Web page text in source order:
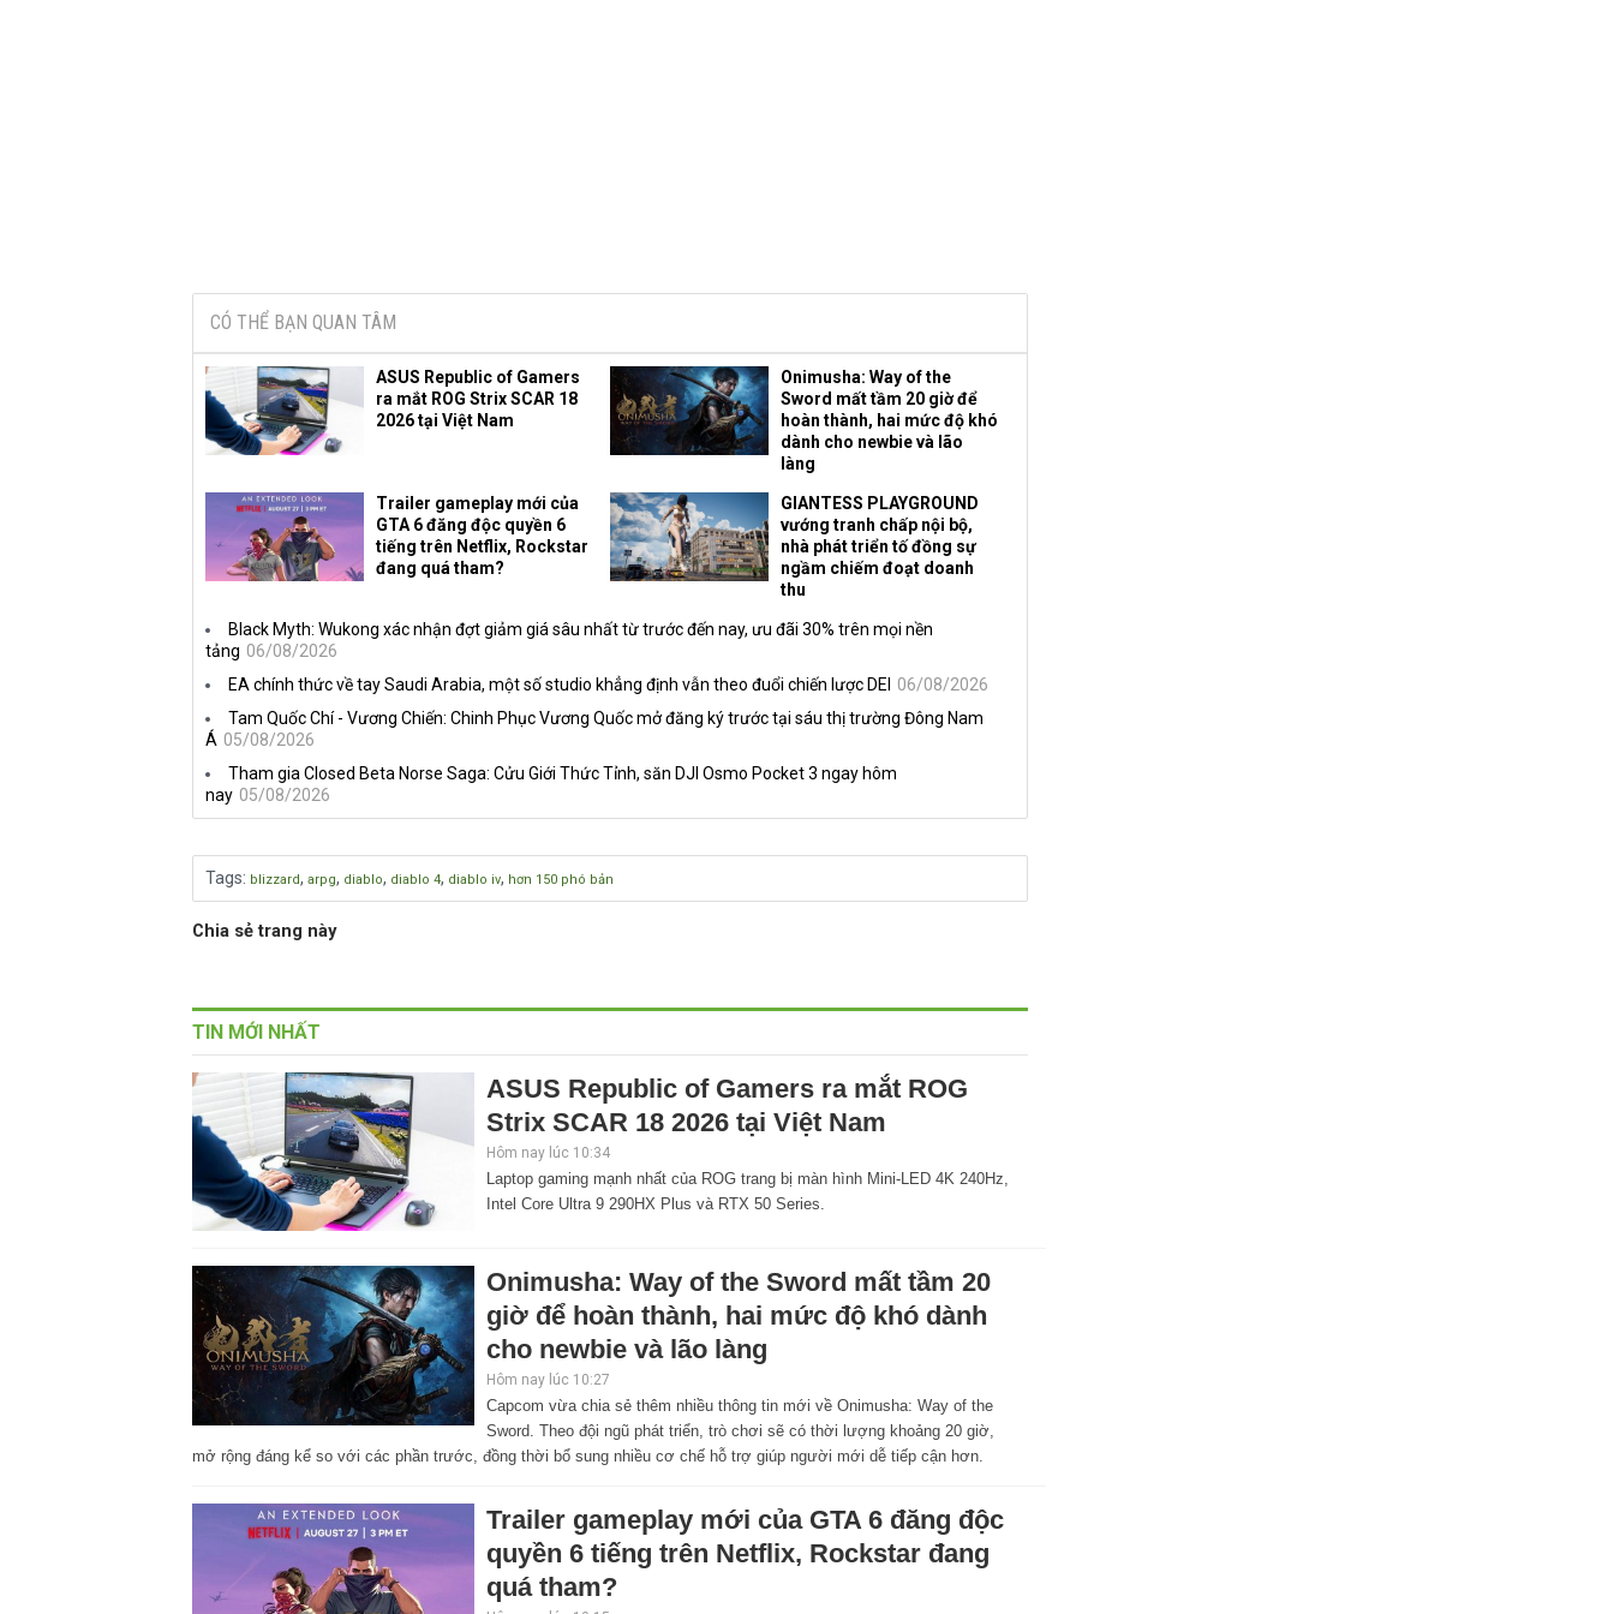
CÓ THỂ BẠN QUAN TÂM
ASUS Republic of Gamers
ra mắt ROG Strix SCAR 18
2026 tại Việt Nam
Onimusha: Way of the
Sword mất tầm 20 giờ để
hoàn thành, hai mức độ khó
dành cho newbie và lão
làng
Trailer gameplay mới của
GTA 6 đăng độc quyền 6
tiếng trên Netflix, Rockstar
đang quá tham?
GIANTESS PLAYGROUND
vướng tranh chấp nội bộ,
nhà phát triển tố đồng sự
ngầm chiếm đoạt doanh
thu
Black Myth: Wukong xác nhận đợt giảm giá sâu nhất từ trước đến nay, ưu đãi 30% trên mọi nền
tảng 06/08/2026
EA chính thức về tay Saudi Arabia, một số studio khẳng định vẫn theo đuổi chiến lược DEI
06/08/2026
Tam Quốc Chí - Vương Chiến: Chinh Phục Vương Quốc mở đăng ký trước tại sáu thị trường Đông Nam
Á 05/08/2026
Tham gia Closed Beta Norse Saga: Cửu Giới Thức Tỉnh, săn DJI Osmo Pocket 3 ngay hôm
nay 05/08/2026
Tags: blizzard, arpg, diablo, diablo 4, diablo iv, hơn 150 phó bản
Chia sẻ trang này
TIN MỚI NHẤT
ASUS Republic of Gamers ra mắt ROG
Strix SCAR 18 2026 tại Việt Nam
Hôm nay lúc 10:34
Laptop gaming mạnh nhất của ROG trang bị màn hình Mini-LED 4K 240Hz,
Intel Core Ultra 9 290HX Plus và RTX 50 Series.
Onimusha: Way of the Sword mất tầm 20
giờ để hoàn thành, hai mức độ khó dành
cho newbie và lão làng
Hôm nay lúc 10:27
Capcom vừa chia sẻ thêm nhiều thông tin mới về Onimusha: Way of the
Sword. Theo đội ngũ phát triển, trò chơi sẽ có thời lượng khoảng 20 giờ,
mở rộng đáng kể so với các phần trước, đồng thời bổ sung nhiều cơ chế hỗ trợ giúp người mới dễ tiếp cận hơn.
Trailer gameplay mới của GTA 6 đăng độc
quyền 6 tiếng trên Netflix, Rockstar đang
quá tham?